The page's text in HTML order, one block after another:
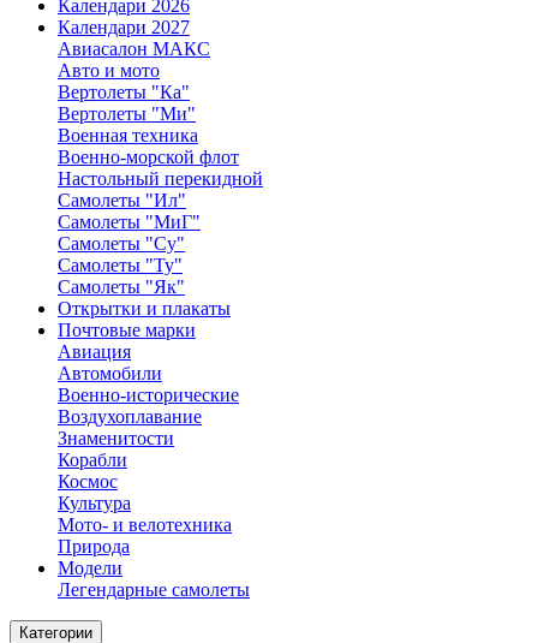
Календари 2026
Календари 2027
Авиасалон МАКС
Авто и мото
Вертолеты "Ка"
Вертолеты "Ми"
Военная техника
Военно-морской флот
Настольный перекидной
Самолеты "Ил"
Самолеты "МиГ"
Самолеты "Су"
Самолеты "Ту"
Самолеты "Як"
Открытки и плакаты
Почтовые марки
Авиация
Автомобили
Военно-исторические
Воздухоплавание
Знаменитости
Корабли
Космос
Культура
Мото- и велотехника
Природа
Модели
Легендарные самолеты
Категории